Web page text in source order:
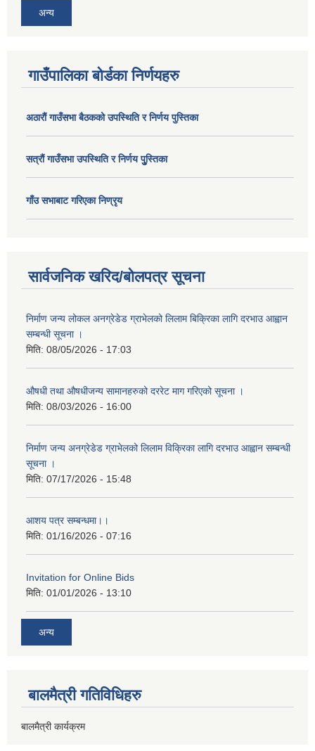
अन्य
गाउँपालिका बोर्डका निर्णयहरु
अठाराैं गाउँसभा बैठकको उपस्थिति र निर्णय पुस्तिका
सत्राैं गाउँसभा उपस्थिति र निर्णय पुु्स्तिका
गाँउ सभाबाट गरिएका निण्रृय
सार्वजनिक खरिद/बोलपत्र सूचना
निर्माण जन्य लोकल अनग्रेडेड ग्राभेलको लिलाम बिक्रिका लागि दरभाउ आह्वान
सम्बन्धी सूचना ।
मिति: 08/05/2026 - 17:03
औषधी तथा औषधीजन्य सामानहरुको दररेट माग गरिएको सूचना ।
मिति: 08/03/2026 - 16:00
निर्माण जन्य अनग्रेडेड ग्राभेलको लिलाम विक्रिका लागि दरभाउ आह्वान सम्बन्धी
सूचना ।
मिति: 07/17/2026 - 15:48
आशय पत्र सम्बन्धमा।।
मिति: 01/16/2026 - 07:16
Invitation for Online Bids
मिति: 01/01/2026 - 13:10
अन्य
बालमैत्री गतिविधिहरु
बालमैत्री कार्यक्रम